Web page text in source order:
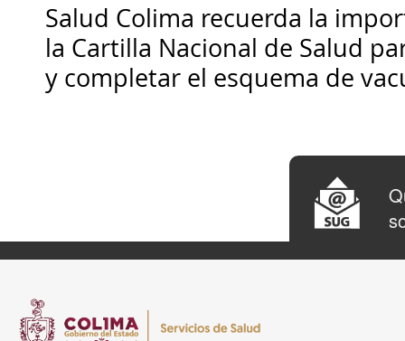
Salud Colima recuerda la
la Cartilla Nacional de Salud
y completar el esquema de